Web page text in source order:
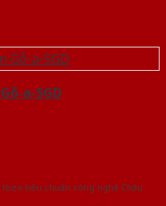
a-SGD
tiêu chuẩn công nghệ Châu